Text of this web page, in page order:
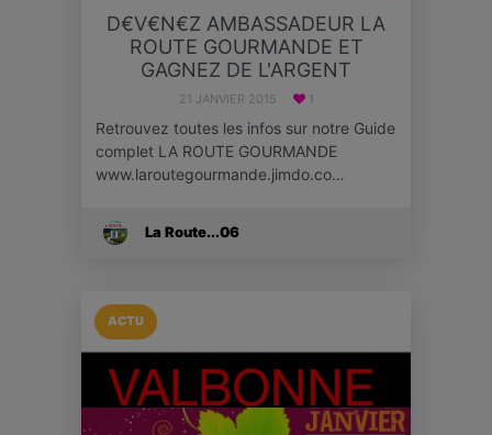
D€V€N€Z AMBASSADEUR LA
ROUTE GOURMANDE ET
GAGNEZ DE L'ARGENT
21 JANVIER 2015 1
Retrouvez toutes les infos sur notre Guide
complet LA ROUTE GOURMANDE
www.laroutegourmande.jimdo.co…
La Route...06
ACTU